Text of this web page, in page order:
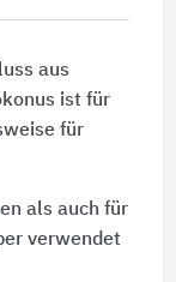
aus
ist für
für
als auch für
verwendet